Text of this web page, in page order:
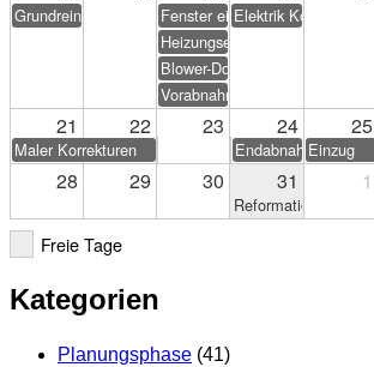
Grundreinigung Fenster einstellenElektrik Korrekturen
Heizungseinweisung
Blower-Door-Test
Vorabnahme
21 22 23 24 25
Maler Korrekturen EndabnahmeEinzug
28 29 30 31 1
Reformationstag
Freie Tage
Kategorien
Planungsphase (41)